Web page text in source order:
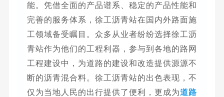
能。凭借全面的产品谱系、稳定的产品性能和
完善的服务体系，徐工沥青站在国内外路面施
工领域备受瞩目。众多从业者纷纷选择徐工沥
青站作为他们的工程利器，参与到各地的路网
工程建设中，为道路的建设和改造提供源源不
断的沥青混合料。徐工沥青站的出色表现，不
仅为当地人民的出行提供了便利，更成为道路